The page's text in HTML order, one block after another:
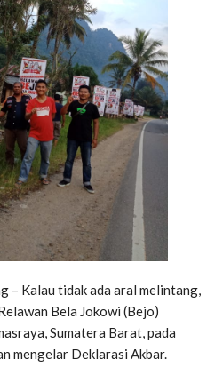
– Kalau tidak ada aral melintang,
Bela Jokowi (Bejo)
Sumatera Barat, pada
mengelar Deklarasi Akbar.